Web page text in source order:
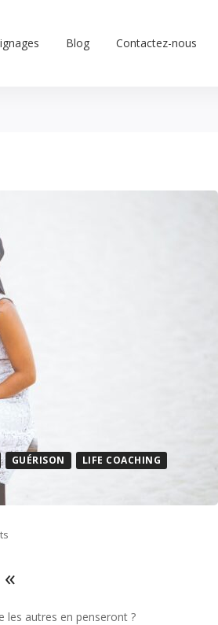
Blog Contactez-nous
GUÉRISON
LIFE COACHING
les autres en penseront ?